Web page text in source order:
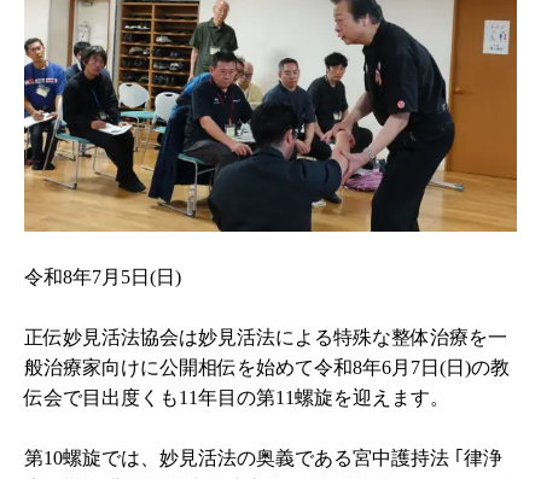
令和8年7月5日(日)
正伝妙見活法協会は妙見活法による特殊な整体治療を一
般治療家向けに公開相伝を始めて令和8年6月7日(日)の教
伝会で目出度くも11年目の第11螺旋を迎えます。
第10螺旋では、妙見活法の奥義である宮中護持法 ｢律浄